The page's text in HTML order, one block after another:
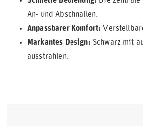
An- und Abschnallen.
Anpassbarer Komfort:
Markantes Design: Schwarz mit
ausstrahlen.